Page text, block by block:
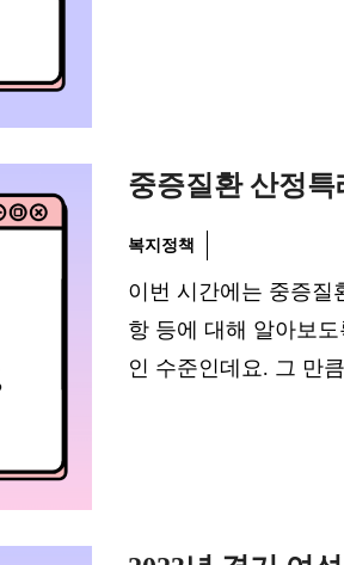
중증질환 산정특
복지정책
이번 시간에는 중증질
항 등에 대해 알아보
인 수준인데요. 그 만